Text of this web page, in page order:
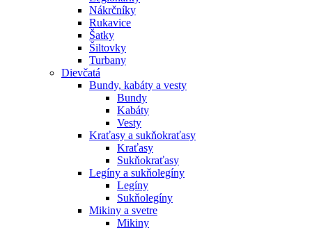
Nákrčníky
Rukavice
Šatky
Šiltovky
Turbany
Dievčatá
Bundy, kabáty a vesty
Bundy
Kabáty
Vesty
Kraťasy a sukňokraťasy
Kraťasy
Sukňokraťasy
Legíny a sukňolegíny
Legíny
Sukňolegíny
Mikiny a svetre
Mikiny